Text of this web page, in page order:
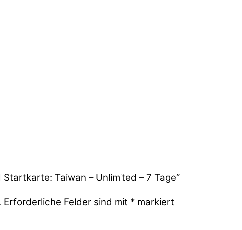
Taiwan – Unlimited – 7 Tage“
Erforderliche Felder sind mit * markiert